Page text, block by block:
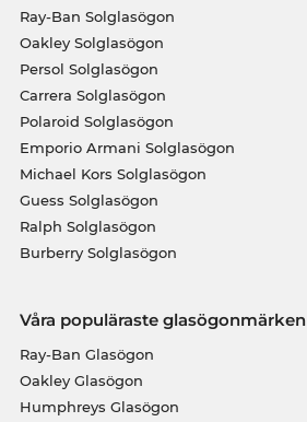
Ray-Ban Solglasögon
Oakley Solglasögon
Persol Solglasögon
Carrera Solglasögon
Polaroid Solglasögon
Emporio Armani Solglasögon
Michael Kors Solglasögon
Guess Solglasögon
Ralph Solglasögon
Burberry Solglasögon
Våra populäraste glasögonmärken
Ray-Ban Glasögon
Oakley Glasögon
Humphreys Glasögon